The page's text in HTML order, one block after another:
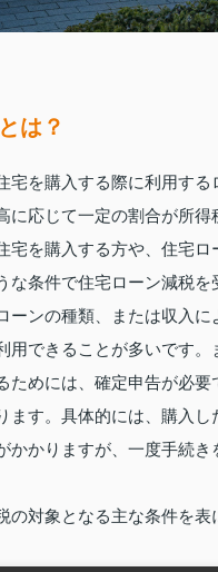
は？
宅を購入する際に利用す
に応じて一定の割合が所
宅を購入する方や、住宅
な条件で住宅ローン減税
ーンの種類、または収入
用できることが多いです
ためには、確定申告が必
ます。具体的には、購入
かかりますが、一度手続
の対象となる主な条件を